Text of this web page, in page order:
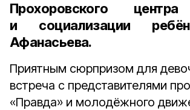
Прохоровского центра
и социализации
Афанасьева.
Приятным сюрпризом для
встреча с представителями
«Правда» и молодёжного